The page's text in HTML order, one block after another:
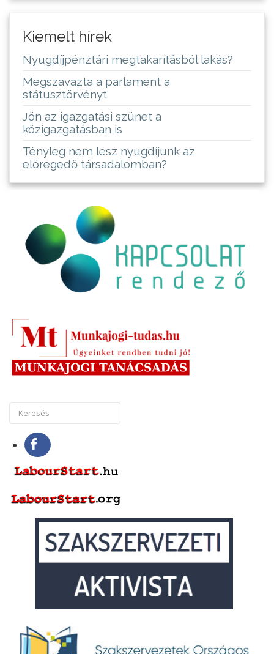
Kiemelt hírek
Nyugdíjpénztári megtakarításból lakás?
Megszavazta a parlament a
státusztörvényt
Jön az igazgatási szünet a
közigazgatásban is
Tényleg nem lesz nyugdíjunk az
elöregedő társadalomban?